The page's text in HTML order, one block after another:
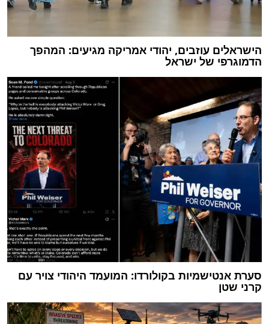
הישראלים עוזבים, יהודי אמריקה מגיעים: המהפך
הדמוגרפי של ישראל
סערת אנטישמיות בקולורדו: המועמד היהודי צויר עם
קרני שטן